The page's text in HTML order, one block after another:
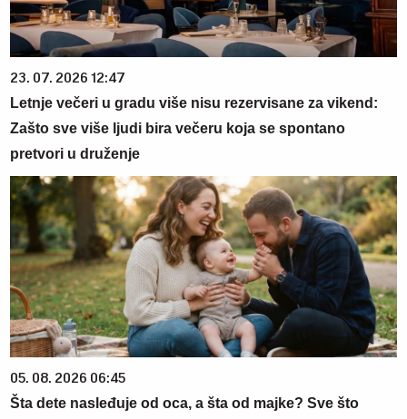
23. 07. 2026 12:47
Letnje večeri u gradu više nisu rezervisane za vikend:
Zašto sve više ljudi bira večeru koja se spontano
pretvori u druženje
05. 08. 2026 06:45
Šta dete nasleđuje od oca, a šta od majke? Sve što